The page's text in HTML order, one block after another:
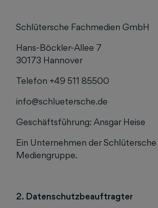
Schlütersche Fachmedien GmbH
Hans-Böckler-Allee 7
30173 Hannover
Telefon +49 511 85500
info@schluetersche.de
Geschäftsführung: Ansgar Heise
Ein Unternehmen der Schlütersche
Mediengruppe.
2. Datenschutzbeauftragter